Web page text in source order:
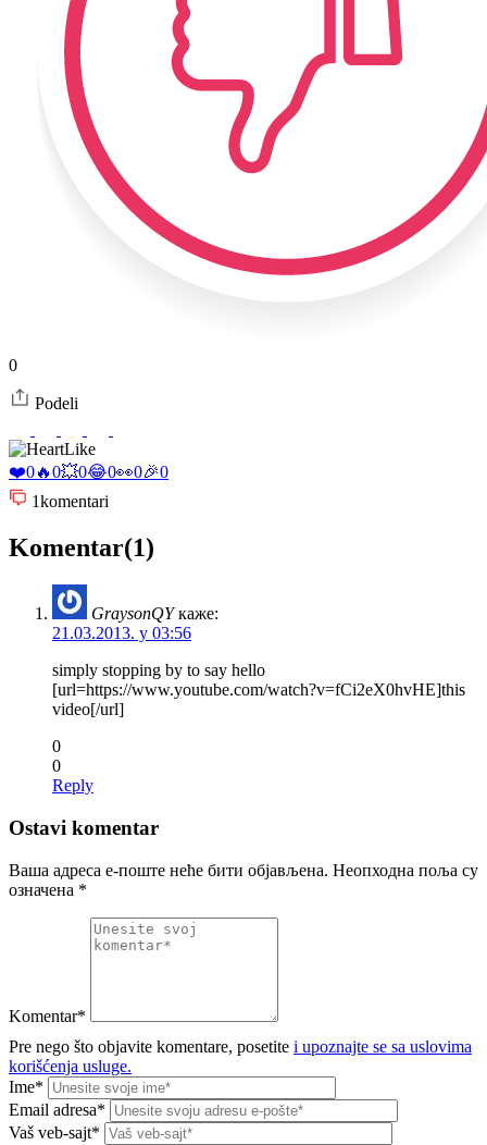
0
Podeli
Like
❤️0🔥0💥0😂0👀0🎉0
1komentari
Komentar(1)
GraysonQY каже:
21.03.2013. у 03:56
simply stopping by to say hello
[url=https://www.youtube.com/watch?v=fCi2eX0hvHE]this
video[/url]
0
0
Reply
Ostavi komentar
Ваша адреса е-поште неће бити објављена. Неопходна поља су
означена *
Komentar*
Pre nego što objavite komentare, posetite i upoznajte se sa uslovima
korišćenja usluge.
Ime*
Email adresa*
Vaš veb-sajt*